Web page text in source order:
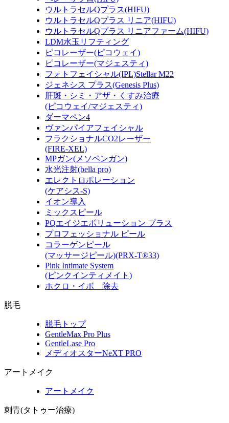
ウルトラセルQプラス(HIFU)
ウルトラセルQプラス リニア(HIFU)
ウルトラセルQプラス リニアファーム(HIFU)
LDM水玉リフティング
ピコレーザー(ピコウェイ)
ピコレーザー(マジェスティ)
フォトフェイシャル(IPL)Stellar M22
ジェネシス プラス(Genesis Plus)
肝斑・シミ・アザ・くすみ治療
(ピコウェイ/マジェスティ)
ダーマペン4
ヴァンパイアフェイシャル
フラクショナルCO2レーザー
(FIRE-XEL)
MPガン(メソペンガン)
水光注射(bella pro)
エレクトロポレーション
(ケアシス-S)
イオン導入
ミックスピール
PQエイジエボリューション プラス
プロフェッショナル ピール
コラーゲンピール
(マッサージピール)(PRX-T®33)
Pink Intimate System
(ピンクインティメイト)
ホクロ・イボ 除去
脱毛
脱毛トップ
GentleMax Pro Plus
GentleLase Pro
メディオスターNeXT PRO
アートメイク
アートメイク
刺青(タトゥー治療)